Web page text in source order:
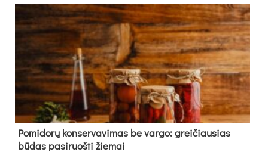
Pomidorų konservavimas be vargo: greičiausias
būdas pasiruošti žiemai